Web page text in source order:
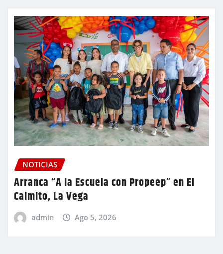
NOTICIAS
Arranca “A la Escuela con Propeep” en El
Caimito, La Vega
admin Ago 5, 2026